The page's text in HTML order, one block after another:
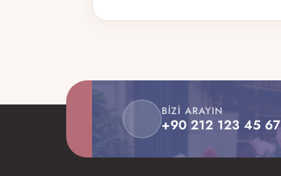
BIZI ARAYIN
+90 212 123 45 67